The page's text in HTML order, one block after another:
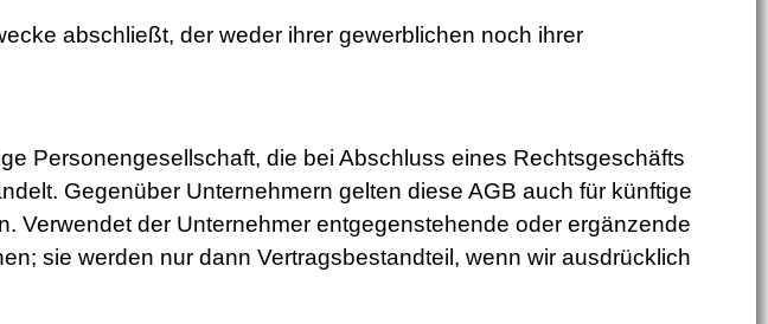
abschließt, der weder ihrer gewerblichen noch ihrer
Personengesellschaft, die bei Abschluss eines Rechtsgeschäfts
Gegenüber Unternehmern gelten diese AGB auch für künftige
Verwendet der Unternehmer entgegenstehende oder ergänzende
sie werden nur dann Vertragsbestandteil, wenn wir ausdrücklich